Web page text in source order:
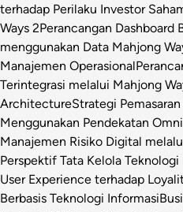
terhadap Perilaku Investor
Ways 2Perancangan Dashboard
menggunakan Data Mahjong
Manajemen Operasional
Terintegrasi melalui Mahjong
ArchitectureStrategi
Menggunakan Pendekatan
Manajemen Risiko Digital
Perspektif Tata Kelola Teknologi
User Experience terhadap
Berbasis Teknologi Informasi